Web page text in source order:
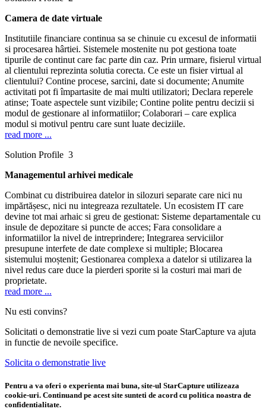
Camera de date virtuale
Institutiile financiare continua sa se chinuie cu excesul de informatii
si procesarea hârtiei. Sistemele mostenite nu pot gestiona toate
tipurile de continut care fac parte din caz. Prin urmare, fisierul virtual
al clientului reprezinta solutia corecta. Ce este un fisier virtual al
clientului? Contine procese, sarcini, date si documente; Anumite
activitati pot fi împartasite de mai multi utilizatori; Declara reperele
atinse; Toate aspectele sunt vizibile; Contine polite pentru decizii si
modul de gestionare al informatiilor; Colaborari – care explica
modul si motivul pentru care sunt luate deciziile.
read more ...
Solution Profile 3
Managementul arhivei medicale
Combinat cu distribuirea datelor in silozuri separate care nici nu
impărtășesc, nici nu integreaza rezultatele. Un ecosistem IT care
devine tot mai arhaic si greu de gestionat: Sisteme departamentale cu
insule de depozitare si puncte de acces; Fara consolidare a
informatiilor la nivel de intreprindere; Integrarea serviciilor
presupune interfete de date complexe si multiple; Blocarea
sistemului moștenit; Gestionarea complexa a datelor si utilizarea la
nivel redus care duce la pierderi sporite si la costuri mai mari de
proprietate.
read more ...
Nu esti convins?
Solicitati o demonstratie live si vezi cum poate StarCapture va ajuta
in functie de nevoile specifice.
Solicita o demonstratie live
Pentru a va oferi o experienta mai buna, site-ul StarCapture utilizeaza
cookie-uri. Continuand pe acest site sunteti de acord cu politica noastra de
confidentialitate.